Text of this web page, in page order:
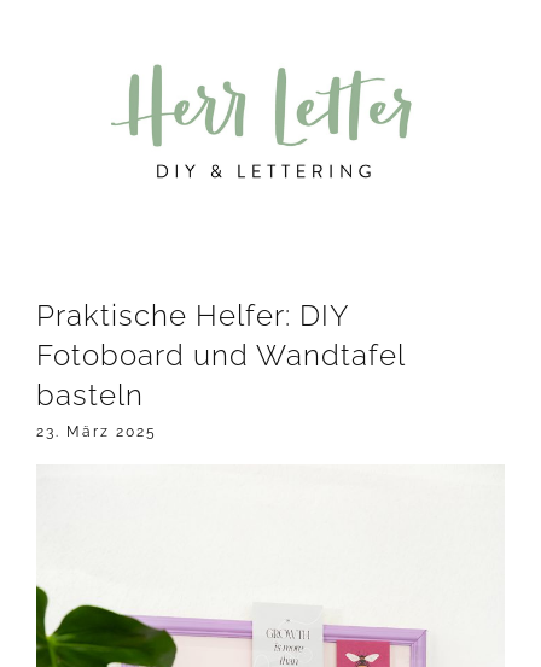
Praktische Helfer: DIY
Fotoboard und Wandtafel
basteln
23. März 2025